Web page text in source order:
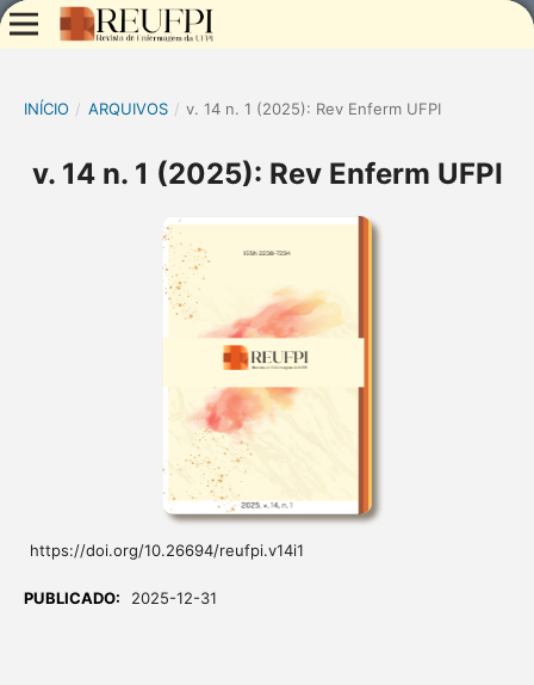
INÍCIO / ARQUIVOS / v. 14 n. 1 (2025): Rev Enferm UFPI
v. 14 n. 1 (2025): Rev Enferm UFPI
https://doi.org/10.26694/reufpi.v14i1
PUBLICADO: 2025-12-31